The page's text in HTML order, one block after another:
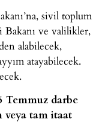
sivil toplum
Bakanı ve valilikler,
alabilecek,
atayabilecek.
Temmuz darbe
veya tam itaat